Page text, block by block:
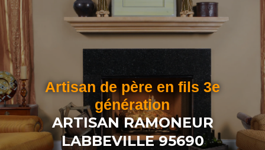
Artisan de père en fils 3e
génération
ARTISAN RAMONEUR
LABBEVILLE 95690